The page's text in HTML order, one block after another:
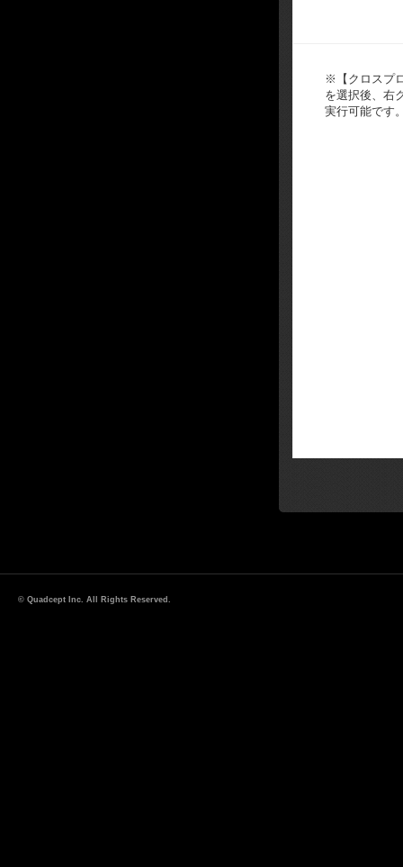
※【クロスプ
を選択後、右
実行可能です
© Quadcept Inc. All Rights Reserved.